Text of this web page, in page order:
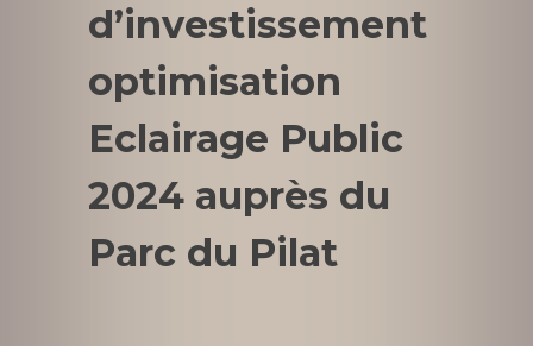
d’investissement
optimisation
Eclairage Public
2024 auprès du
Parc du Pilat